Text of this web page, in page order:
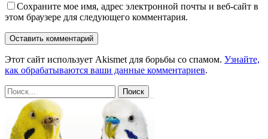
Сохраните мое имя, адрес электронной почты и веб-сайт в
этом браузере для следующего комментария.
Этот сайт использует Akismet для борьбы со спамом. Узнайте,
как обрабатываются ваши данные комментариев.